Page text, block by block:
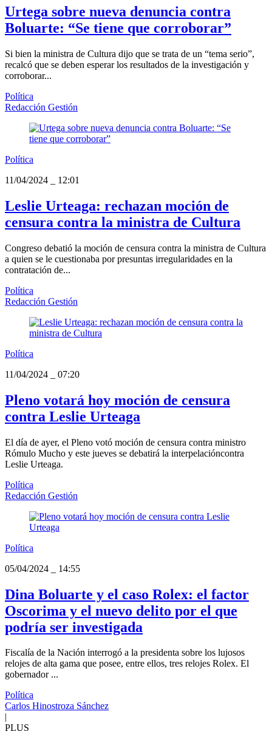
Urtega sobre nueva denuncia contra
Boluarte: “Se tiene que corroborar”
Si bien la ministra de Cultura dijo que se trata de un “tema serio”,
recalcó que se deben esperar los resultados de la investigación y
corroborar...
Política
Redacción Gestión
Política
11/04/2024
12:01
Leslie Urteaga: rechazan moción de
censura contra la ministra de Cultura
Congreso debatió la moción de censura contra la ministra de Cultura
a quien se le cuestionaba por presuntas irregularidades en la
contratación de...
Política
Redacción Gestión
Política
11/04/2024
07:20
Pleno votará hoy moción de censura
contra Leslie Urteaga
El día de ayer, el Pleno votó moción de censura contra ministro
Rómulo Mucho y este jueves se debatirá la interpelacióncontra
Leslie Urteaga.
Política
Redacción Gestión
Política
05/04/2024
14:55
Dina Boluarte y el caso Rolex: el factor
Oscorima y el nuevo delito por el que
podría ser investigada
Fiscalía de la Nación interrogó a la presidenta sobre los lujosos
relojes de alta gama que posee, entre ellos, tres relojes Rolex. El
gobernador ...
Política
Carlos Hinostroza Sánchez
|
PLUS